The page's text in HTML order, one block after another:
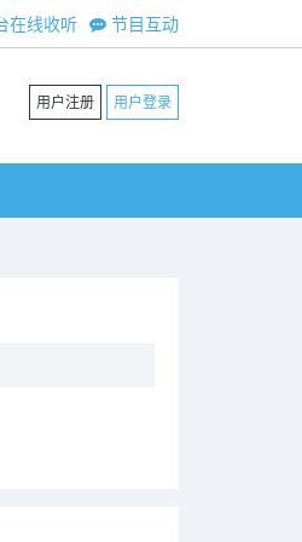
节目互动
在线收听
用户注册 用户登录